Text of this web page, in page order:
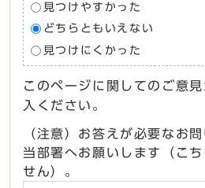
見つけやすかった
どちらともいえない
見つけにくかった
このページに関してのご意
入ください。
（注意）お答えが必要なお
当部署へお願いします（こ
せん）。